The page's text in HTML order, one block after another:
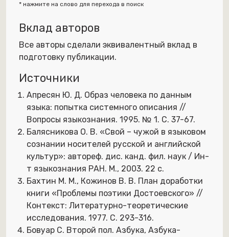
* нажмите на слово для перехода в поиск
Вклад авторов
Все авторы сделали эквивалентный вклад в
подготовку публикации.
Источники
Апресян Ю. Д. Образ человека по данным
языка: попытка системного описания //
Вопросы языкознания. 1995. № 1. С. 37-67.
Балясникова О. В. «Свой – чужой в языковом
сознании носителей русской и английской
культур»: автореф. дис. канд. фил. наук / Ин-
т языкознания РАН. М., 2003. 22 с.
Бахтин М. М., Кожинов В. В. План доработки
книги «Проблемы поэтики Достоевского» //
Контекст: Литературно-теоретические
исследования. 1977. С. 293-316.
Бовуар С. Второй пол. Азбука, Азбука-